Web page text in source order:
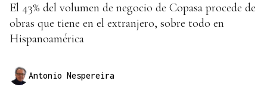
El 43% del volumen de negocio de Copasa procede de
obras que tiene en el extranjero, sobre todo en
Hispanoamérica
Antonio Nespereira